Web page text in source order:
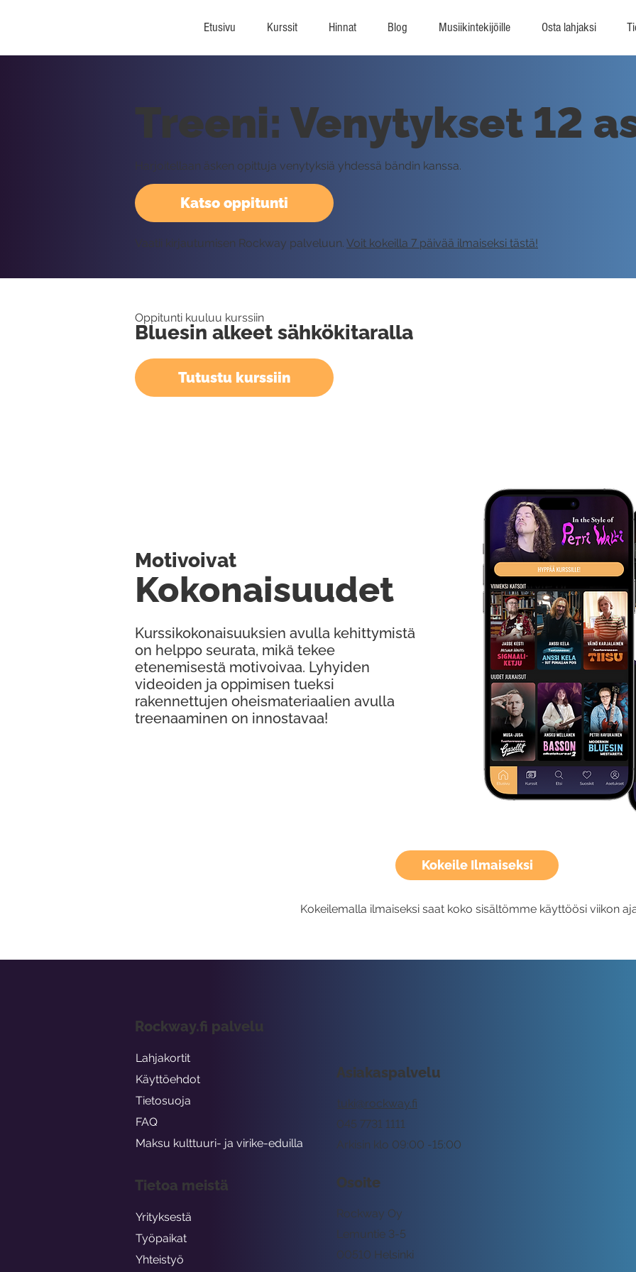
Etusivu Kurssit Hinnat Blog Musiikintekijöille Osta lahjaksi
Kokeile Ilmaiseksi
Kokeilemalla ilmaiseksi saat koko sisältömme käyttöösi viikon
Katso oppitunti
Treeni: Venytykset 12
Harjoitellaan äsken opittuja venytyksiä yhdessä bändin kanssa.
Vaatii kirjautumisen Rockway palveluun. Voit kokeilla 7 päivää ilmaiseksi tästä!
Oppitunti kuuluu kurssiin
Bluesin alkeet sähkökitaralla
Tutustu kurssiin
Kurssikokonaisuuksien avulla kehittymistä
on helppo seurata, mikä tekee
etenemisestä motivoivaa. Lyhyiden
videoiden ja oppimisen tueksi
rakennettujen oheismateriaalien avulla
treenaaminen on innostavaa!
Kokonaisuudet
Motivoivat
Asiakaspalvelu
tuki@rockway.fi
Arkisin klo 09:00 -15:00
045 7731 1111
Osoite
Rockway Oy
Lemuntie 3-5
00510 Helsinki
Rockway.fi palvelu
Lahjakortit
Käyttöehdot
Tietosuoja
FAQ
Maksu kulttuuri- ja virike-eduilla
Tietoa meistä
Yrityksestä
Työpaikat
Yhteistyö